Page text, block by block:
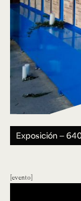
Exposición —
evento